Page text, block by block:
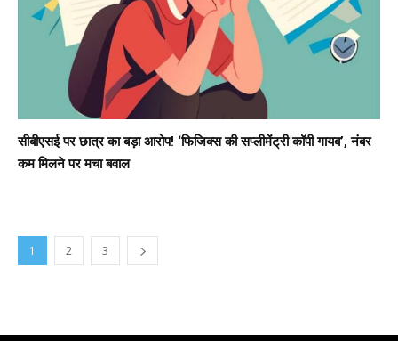
सीबीएसई पर छात्र का बड़ा आरोप! ‘फिजिक्स की सप्लीमेंट्री कॉपी गायब’, नंबर
कम मिलने पर मचा बवाल
1 2 3